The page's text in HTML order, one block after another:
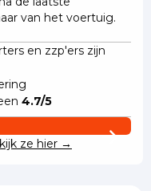
van het voertuig.
en zzp'ers zijn
4.7/5
ze hier →